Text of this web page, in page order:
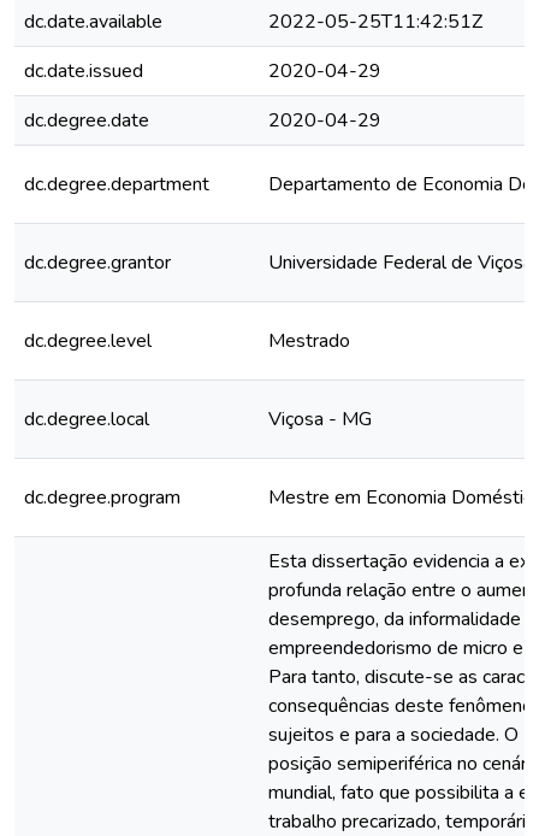
dc.date.available
2022-05-25T11:42:51Z
dc.date.issued
2020-04-29
dc.degree.date
2020-04-29
dc.degree.department Departamento de Economia
dc.degree.grantor Universidade Federal de Viçosa
dc.degree.level Mestrado
dc.degree.local Viçosa - MG
dc.degree.program Mestre em Economia
Esta dissertação evidencia a
profunda relação entre o
desemprego, da informalidade
empreendedorismo de micro e
Para tanto, discute-se as
consequências deste fenômeno
sujeitos e para a sociedade. O
posição semiperiférica no
mundial, fato que possibilita a
trabalho precarizado,